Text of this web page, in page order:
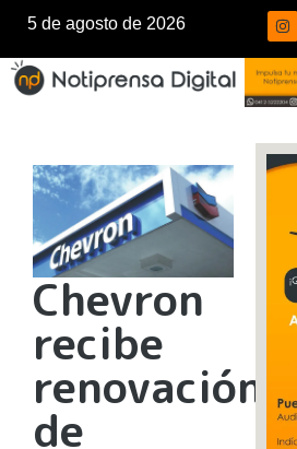
5 de agosto de 2026
Chevron
recibe
renovación
de